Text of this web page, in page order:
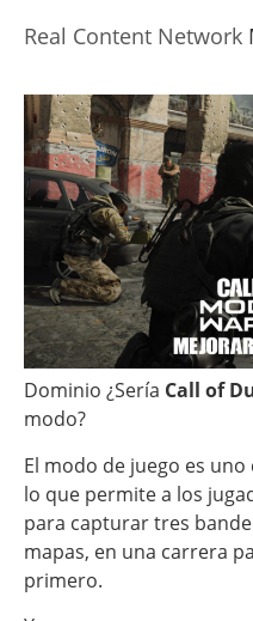
Real Content Network
Dominio ¿Sería Call of
modo?
El modo de juego es
lo que permite a los
para capturar tres
mapas, en una carrera
primero.